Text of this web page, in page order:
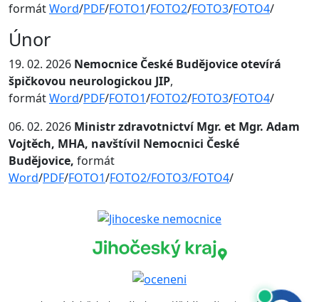
formátWord/PDF/FOTO1/FOTO2/FOTO3/FOTO4/
Únor
19. 02. 2026 Nemocnice České Budějovice otevírá
špičkovou neurologickou JIP,
formátWord/PDF/FOTO1/FOTO2/FOTO3/FOTO4/
06. 02. 2026 Ministr zdravotnictví Mgr. et Mgr. Adam
Vojtěch, MHA, navštívil Nemocnici České
Budějovice, formát
Word/PDF/FOTO1/FOTO2/FOTO3/FOTO4/